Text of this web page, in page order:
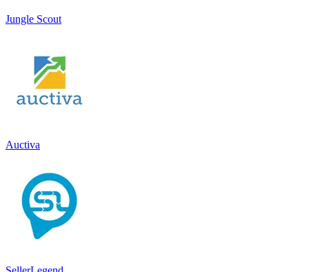
Jungle Scout
Auctiva